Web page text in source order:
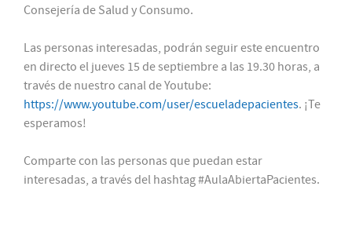
Consejería de Salud y Consumo.
Las personas interesadas, podrán seguir este encuentro
en directo el jueves 15 de septiembre a las 19.30 horas, a
través de nuestro canal de Youtube:
https://www.youtube.com/user/escueladepacientes. ¡Te
esperamos!
Comparte con las personas que puedan estar
interesadas, a través del hashtag #AulaAbiertaPacientes.